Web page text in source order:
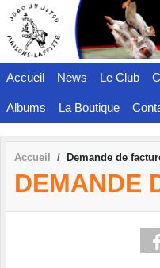
Accueil News Le Club
Albums La Boutique
Accueil Demande de
DEMANDE
Panneau de gestion des